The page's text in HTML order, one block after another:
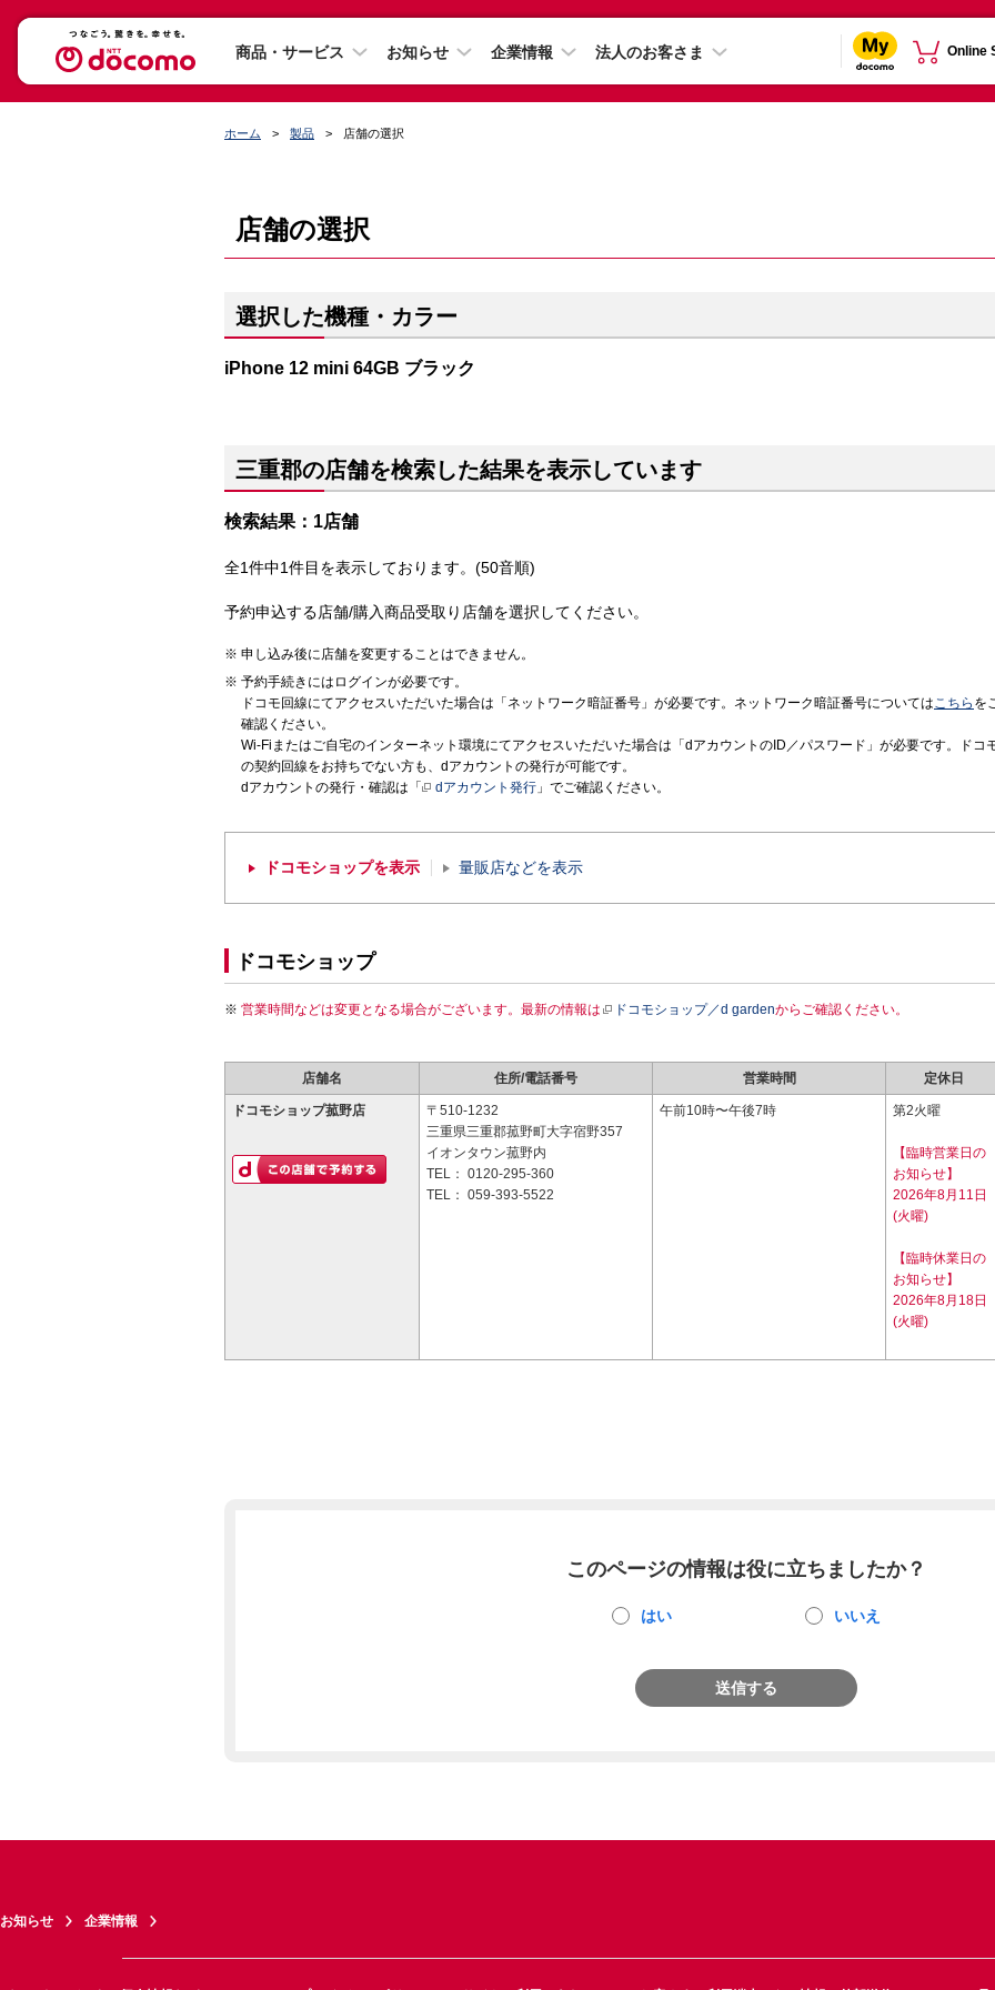
商品・サービス お知らせ 企業情報 法人のお客さま Online
ホーム 製品 店舗の選択
店舗の選択
選択した機種・カラー
iPhone 12 mini 64GB ブラック
三重郡の店舗を検索した結果を表示しています
検索結果：1店舗
全1件中1件目を表示しております。(50音順)
予約申込する店舗/購入商品受取り店舗を選択してください。
申し込み後に店舗を変更することはできません。
予約手続きにはログインが必要です。
ドコモ回線にてアクセスいただいた場合は「ネットワーク暗証番号」が必要です。ネットワーク暗証番号についてはこちら を
確認ください。
Wi-Fiまたはご自宅のインターネット環境にてアクセスいただいた場合は「dアカウントのID／パスワード」が必要です。ドコ
の契約回線をお持ちでない方も、dアカウントの発行が可能です。
dアカウントの発行・確認は「
dアカウント発行 」でご確認ください。
ドコモショップを表示 量販店などを表示
ドコモショップ
営業時間などは変更となる場合がございます。最新の情報は ドコモショップ／d gardenからご確認ください。
店舗名 住所/電話番号 営業時間 定休日
ドコモショップ菰野店
〒510-1232
三重県三重郡菰野町大字宿野357
イオンタウン菰野内
TEL： 0120-295-360
TEL： 059-393-5522
午前10時〜午後7時 第2火曜
【臨時営業日の
お知らせ】
2026年8月11日
(火曜)
【臨時休業日の
お知らせ】
2026年8月18日
(火曜)
このページの情報は役に立ちましたか？
はい いいえ
送信する
お知らせ 企業情報